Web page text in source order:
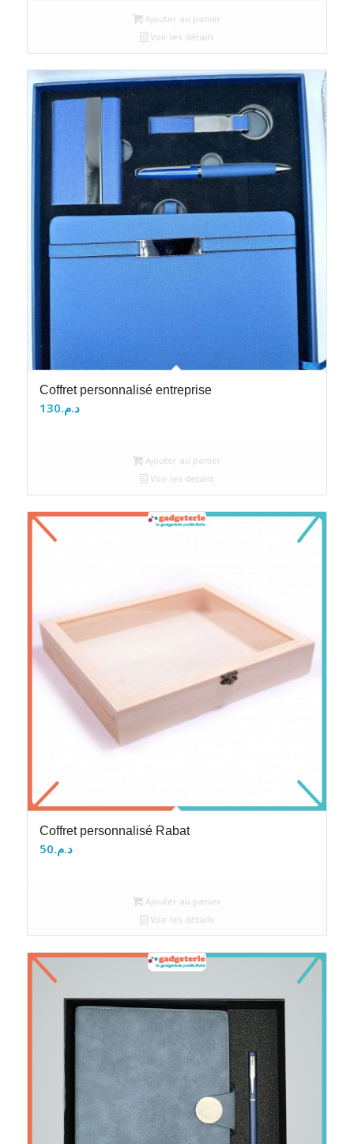
Ajouter au panier
Voir les détails
Coffret personnalisé entreprise
د.م.130
Ajouter au panier
Voir les détails
Coffret personnalisé Rabat
د.م.50
Ajouter au panier
Voir les détails